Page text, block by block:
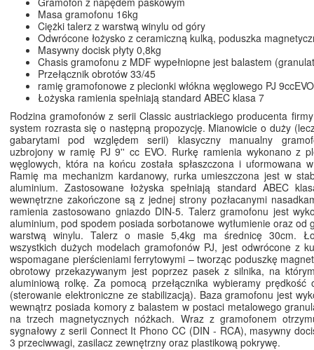
Masa gramofonu 16kg
Ciężki talerz z warstwą winylu od góry
Odwrócone łożysko z ceramiczną kulką, poduszka
Masywny docisk płyty 0,8kg
Chasis gramofonu z MDF wypełniopne jest balastem
Przełącznik obrotów 33/45
ramię gramofonowe z plecionki włókna węglowego PJ 9ccEVO
Łożyska ramienia spełniają standard ABEC klasa 7
Rodzina gramofonów z serii Classic austriackiego producenta
system rozrasta się o następną propozycję. Mianowicie o duży
gabarytami pod względem serii) klasyczny manualny
uzbrojony w ramię PJ 9'' cc EVO. Rurkę ramienia wykonano z
węglowych, która na końcu została spłaszczona i uformowana w
Ramię ma mechanizm kardanowy, rurka umieszczona jest w
aluminium. Zastosowane łożyska spełniają standard ABEC
wewnętrzne zakończone są z jednej strony pozłacanymi
ramienia zastosowano gniazdo DIN-5. Talerz gramofonu jest
aluminium, pod spodem posiada sorbotanowe wytłumienie oraz od
warstwą winylu. Talerz o masie 5,4kg ma średnicę 30cm.
wszystkich dużych modelach gramofonów PJ, jest odwrócone z
wspomagane pierścieniami ferrytowymi – tworząc poduszkę
obrotowy przekazywanym jest poprzez pasek z silnika, na
aluminiową rolkę. Za pomocą przełącznika wybieramy prędkość
(sterowanie elektroniczne ze stabilizacją). Baza gramofonu jest
wewnątrz posiada komory z balastem w postaci metalowego
na trzech magnetycznych nóżkach. Wraz z gramofonem
sygnałowy z serii Connect It Phono CC (DIN - RCA), masywny
3 przeciwwagi, zasilacz zewnętrzny oraz plastikową pokrywę.